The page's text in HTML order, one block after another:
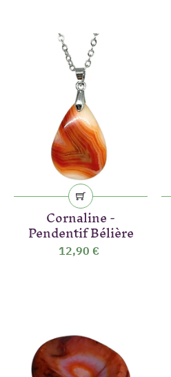
Cornaline -
Pendentif Bélière
12,90 €